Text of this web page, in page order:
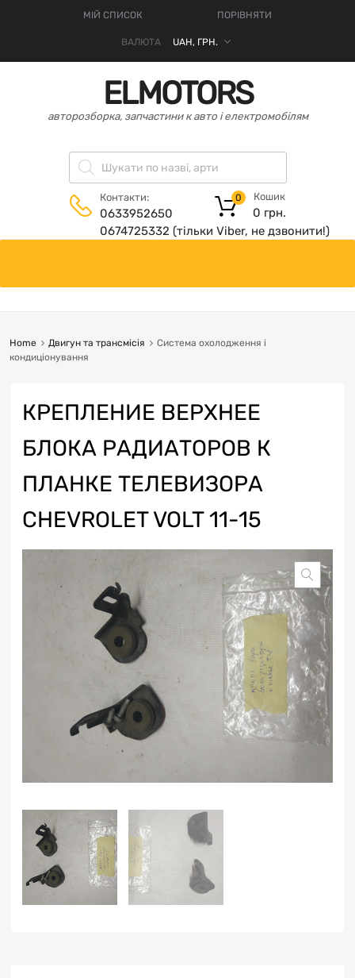
МІЙ СПИСОК ПОРІВНЯТИ
ВАЛЮТА
ELMOTORS
авторозборка, запчастини к авто і електромобілям
Контакти:
0633952650
0674725332 (тільки Viber, не дзвонити!)
Кошик
0 грн.
0
Home Двигун та трансмісія
Система охолодження і
кондиціонування
КРЕПЛЕНИЕ ВЕРХНЕЕ
БЛОКА РАДИАТОРОВ К
ПЛАНКЕ ТЕЛЕВИЗОРА
CHEVROLET VOLT 11-15